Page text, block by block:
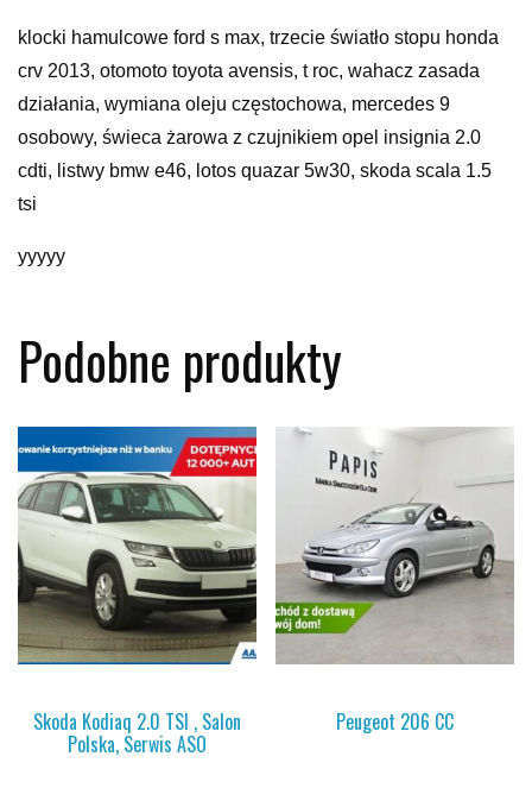
klocki hamulcowe ford s max, trzecie światło stopu honda
crv 2013, otomoto toyota avensis, t roc, wahacz zasada
działania, wymiana oleju częstochowa, mercedes 9
osobowy, świeca żarowa z czujnikiem opel insignia 2.0
cdti, listwy bmw e46, lotos quazar 5w30, skoda scala 1.5
tsi
yyyyy
Podobne produkty
Skoda Kodiaq 2.0 TSI , Salon
Polska, Serwis ASO
Peugeot 206 CC